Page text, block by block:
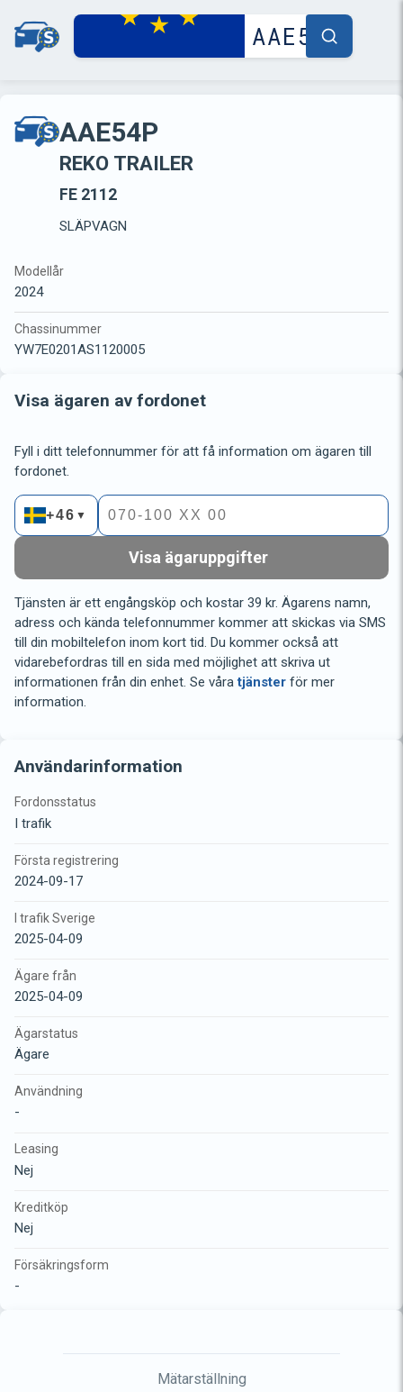
AAE54P
REKO TRAILER
FE 2112
SLÄPVAGN
Modellår
2024
Chassinummer
YW7E0201AS1120005
Visa ägaren av fordonet
Fyll i ditt telefonnummer för att få information om ägaren till
fordonet.
+46 ▼
Visa ägaruppgifter
Tjänsten är ett engångsköp och kostar 39 kr. Ägarens namn,
adress och kända telefonnummer kommer att skickas via SMS
till din mobiltelefon inom kort tid. Du kommer också att
vidarebefordras till en sida med möjlighet att skriva ut
informationen från din enhet. Se våratjänster för mer
information.
Användarinformation
Fordonsstatus
I trafik
Första registrering
2024-09-17
I trafik Sverige
2025-04-09
Ägare från
2025-04-09
Ägarstatus
Ägare
Användning
-
Leasing
Nej
Kreditköp
Nej
Försäkringsform
-
Mätarställning